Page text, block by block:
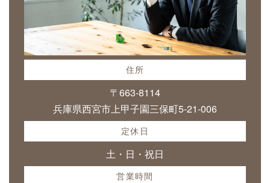
住所
〒663-8114
兵庫県西宮市上甲子園三保町5-21-006
定休日
土・日・祝日
営業時間